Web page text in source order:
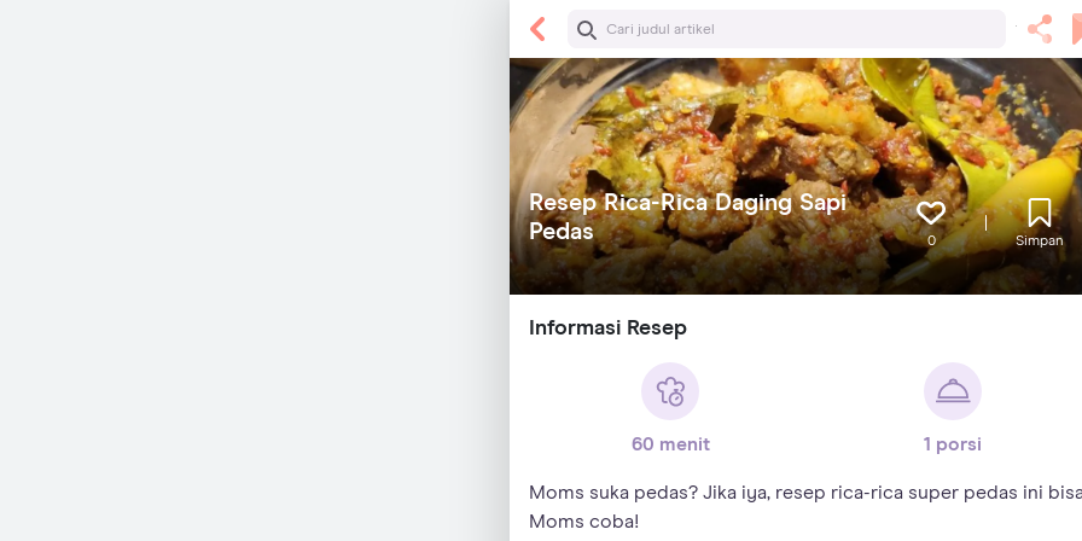
Resep Rica-Rica Daging Sapi
Pedas
0 Simpan
Informasi Resep
60 menit 1 porsi
Moms suka pedas? Jika iya, resep rica-rica super pedas ini
Moms coba!